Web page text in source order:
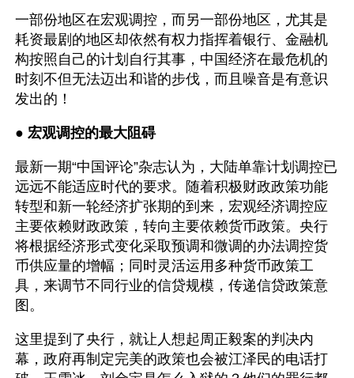
一部份地区在宏观调控，而另一部份地区，尤其是
耗资最剧的地区却依然有权力指挥着银行、金融机
构按照自己的计划自行其事，中国经济在最危机的
时刻不但无法迈出和谐的步伐，而且噪音是有意识
发出的！
● 宏观调控的最大阻碍
最新一期“中国评论”杂志认为，大陆单靠计划调控已
远远不能适应时代的要求。随着积极财政政策功能
转型和新一轮经济扩张期的到来，宏观经济调控应
主要依赖财政政策，转向主要依赖货币政策。央行
将根据经济形式变化采取预调和微调的办法调控货
币供应量的增幅；同时灵活运用多种货币政策工
具，来调节不同行业的信贷规模，传递信贷政策意
图。
这里提到了央行，就让人想起周正毅案的判决内
幕，政府再制定完美的政策也会被江泽民的电话打